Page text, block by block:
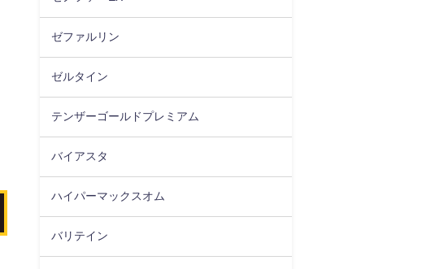
ゼファルリン
ゼルタイン
テンザーゴールドプレミアム
バイアスタ
ハイパーマックスオム
バリテイン